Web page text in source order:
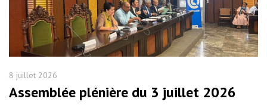
8 juillet 2026
Assemblée plénière du 3 juillet 2026